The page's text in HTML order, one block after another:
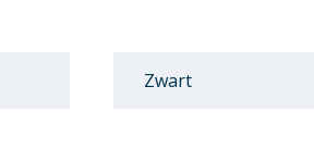
Zwart